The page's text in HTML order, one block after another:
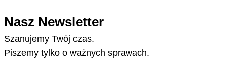
Nasz Newsletter
Szanujemy Twój czas.
Piszemy tylko o ważnych sprawach.